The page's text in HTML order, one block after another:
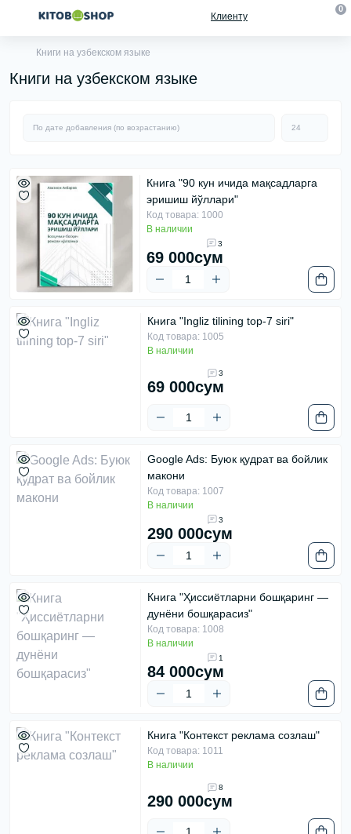
Клиенту
0
Книги на узбекском языке
Книги на узбекском языке
Книга "90 кун ичида мақсадларга
эришиш йўллари"
Код товара: 1000
В наличии
3
69 000сум
Книга "Ingliz tilining top-7 siri"
Код товара: 1005
В наличии
3
69 000сум
Google Ads: Буюк қудрат ва бойлик
макони
Код товара: 1007
В наличии
3
290 000сум
Книга "Ҳиссиётларни бошқаринг —
дунёни бошқарасиз"
Код товара: 1008
В наличии
1
84 000сум
Книга "Контекст реклама созлаш"
Код товара: 1011
В наличии
8
290 000сум